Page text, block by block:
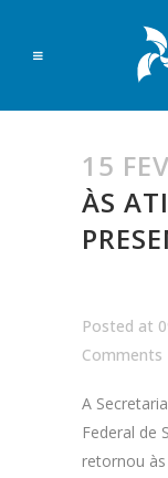
15 FEV
ÀS
Posted at
Comments
A
Federal de
retornou